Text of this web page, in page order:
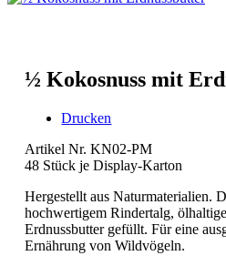
½ Kokosnuss mit
Drucken
Artikel Nr. KN02-PM
48 Stück je Display-Karton
Hergestellt aus Naturmaterialien.
hochwertigem Rindertalg,
Erdnussbutter gefüllt. Für eine
Ernährung von Wildvögeln.